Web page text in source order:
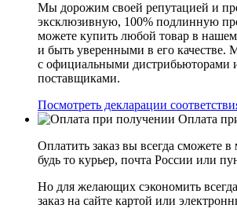
Мы дорожим своей репутацией и
эксклюзивную, 100% подлинную
можете купить любой товар в
и быть уверенными в его качестве.
с официальными дистрибьюторами
поставщиками.
Посмотреть декларации
Оплата
Оплатить заказ вы всегда сможете
будь то курьер, почта России или
Но для желающих сэкономить
заказ на сайте картой или